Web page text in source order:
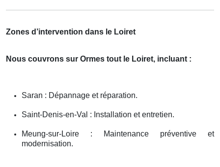
Zones d’intervention dans le Loiret
Nous couvrons sur Ormes tout le Loiret, incluant :
Saran : Dépannage et réparation.
Saint-Denis-en-Val : Installation et entretien.
Meung-sur-Loire : Maintenance préventive et
modernisation.